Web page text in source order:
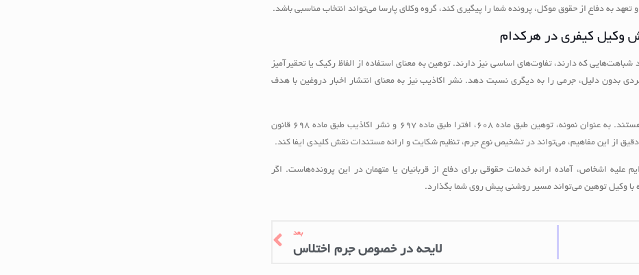
به دفاع از حقوق موکل، پرونده شما را پیگیری کند، گروه وکلای پارسا می‌تواند انتخاب مناسبی باشد.
وکیل کیفری در هرکدام
که دارند، تفاوت‌های اساسی نیز دارند. توهین به معنای استفاده از الفاظ رکیک یا تحقیرآمیز
بدون دلیل، جرمی را به دیگری نسبت دهد. نشر اکاذیب نیز به معنای انتشار اخبار دروغین با هدف
هرکدام از این جرایم دارای مجازات جداگانه‌ای در قانون هستند. به‌ عنوان نمونه، توهین طبق ماده ۶۰۸، افترا طبق ماده ۶۹۷ و نشر اکاذیب طبق ماده ۶۹۸ قانون
از این مفاهیم، می‌تواند در تشخیص نوع جرم، تنظیم شکایت و ارائه مستندات نقش کلیدی ایفا کند.
علیه اشخاص، آماده‌ ارائه خدمات حقوقی برای دفاع از قربانیان یا متهمان در این پرونده‌هاست. اگر
وکیل توهین می‌تواند مسیر روشنی پیش روی شما بگذارد.
بعد
لایحه در خصوص جرم اختلاس